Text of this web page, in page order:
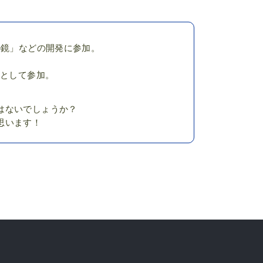
」などの開発に参加。
して参加。
ないでしょうか？
ます！